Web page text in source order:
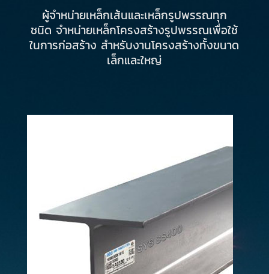
ผู้จำหน่ายเหล็กเส้นและเหล็กรูปพรรณทุก
ชนิด จำหน่ายเหล็กโครงสร้างรูปพรรณเพื่อใช้
ในการก่อสร้าง สำหรับงานโครงสร้างทั้งขนาด
เล็กและใหญ่